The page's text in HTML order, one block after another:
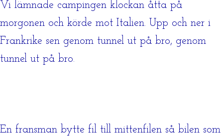
Vi lämnade campingen klockan åtta på
morgonen och körde mot Italien. Upp och ner i
Frankrike sen genom tunnel ut på bro, genom
tunnel ut på bro.
En fransman bytte fil till mittenfilen så bilen som